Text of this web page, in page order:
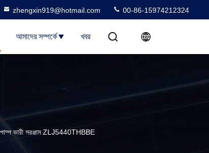
zhengxin919@hotmail.com 00-86-15974212324
আমাদের সম্পর্কে খবর
পাম্প ভারী সরঞ্জাম ZLJ5440THBBE